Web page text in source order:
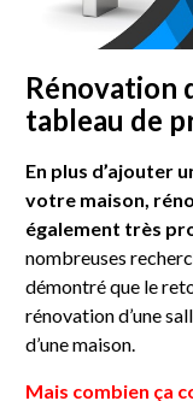
Rénovation
tableau de
En plus d’ajouter
votre maison,
également très
nombreuses
démontré que le
rénovation d’une
d’une maison.
Mais combien ça